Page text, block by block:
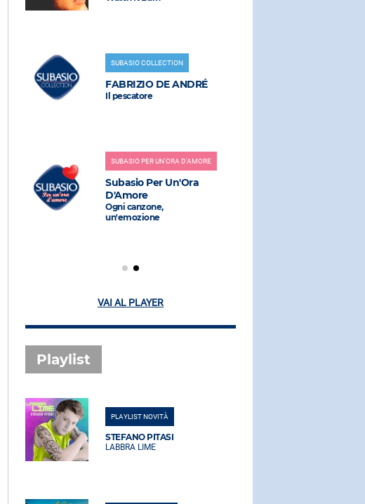
SUBASIO COLLECTION
FABRIZIO DE ANDRÉ
Il pescatore
SUBASIO PER UN'ORA D'AMORE
Subasio Per Un'Ora
D'Amore
Ogni canzone,
un'emozione
VAI AL PLAYER
Playlist
PLAYLIST NOVITÀ
STEFANO PITASI
LABBRA LIME